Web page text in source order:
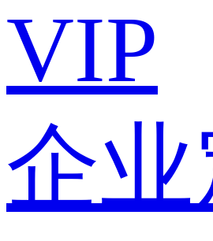
VIP
企业